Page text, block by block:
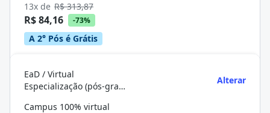
13x de R$ 313,87
R$ 84,16 -73%
A 2° Pós é Grátis
EaD / Virtual
Especialização (pós-graduação)
Alterar
Campus 100% virtual